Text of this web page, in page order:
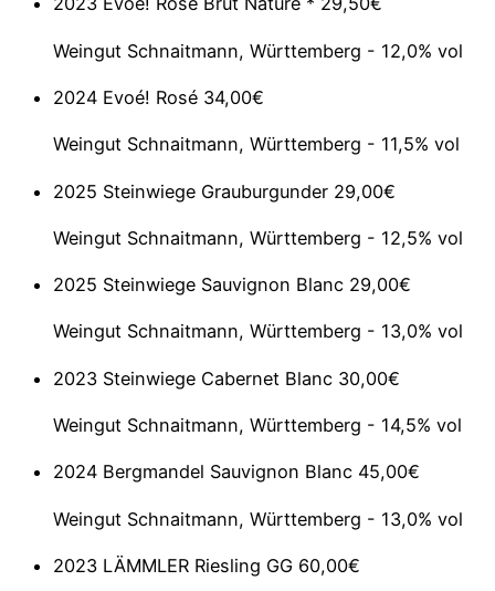
Weingut Schnaitmann, Württemberg - 12,0% vol
2024 Evoé! Rosé 34,00€
Weingut Schnaitmann, Württemberg - 11,5% vol
2025 Steinwiege Grauburgunder 29,00€
Weingut Schnaitmann, Württemberg - 12,5% vol
2025 Steinwiege Sauvignon Blanc 29,00€
Weingut Schnaitmann, Württemberg - 13,0% vol
2023 Steinwiege Cabernet Blanc 30,00€
Weingut Schnaitmann, Württemberg - 14,5% vol
2024 Bergmandel Sauvignon Blanc 45,00€
Weingut Schnaitmann, Württemberg - 13,0% vol
2023 LÄMMLER Riesling GG 60,00€